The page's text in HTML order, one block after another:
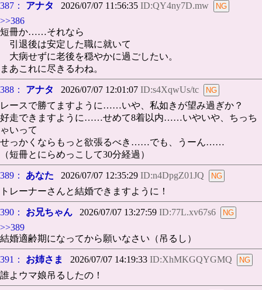
387： アナタ 2026/07/07 11:56:35 ID:QY4ny7D.mw
>>386
短冊か……それなら
引退後は安定した職に就いて
大病せずに老後を穏やかに過ごしたい。
まあこれに尽きるわね。
388： アナタ 2026/07/07 12:01:07 ID:s4XqwUs/tc
レースで勝てますように……いや、私如きが望み過ぎか？
好走できますように……せめて8着以内……いやいや、ちっち
ゃいって
せっかくならもっと欲張るべき……でも、うーん……
（短冊とにらめっこして30分経過）
389： あなた 2026/07/07 12:35:29 ID:n4DpgZ01JQ
トレーナーさんと結婚できますように！
390： お兄ちゃん 2026/07/07 13:27:59 ID:77L.xv67s6
>>389
結婚適齢期になってから願いなさい（吊るし）
391： お姉さま 2026/07/07 14:19:33 ID:XhMKGQYGMQ
誰よウマ娘吊るしたの！